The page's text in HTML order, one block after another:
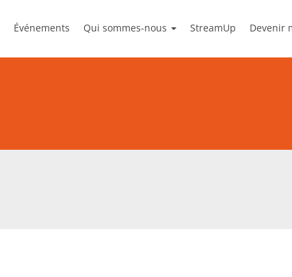
Événements Qui sommes-nous StreamUp Devenir